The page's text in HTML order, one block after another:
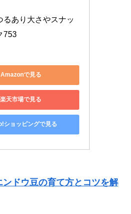
るあり大さやスナッ
753
Amazonで見る
楽天市場で見る
ショッピングで見る
ドウ豆の育て方とコツを解